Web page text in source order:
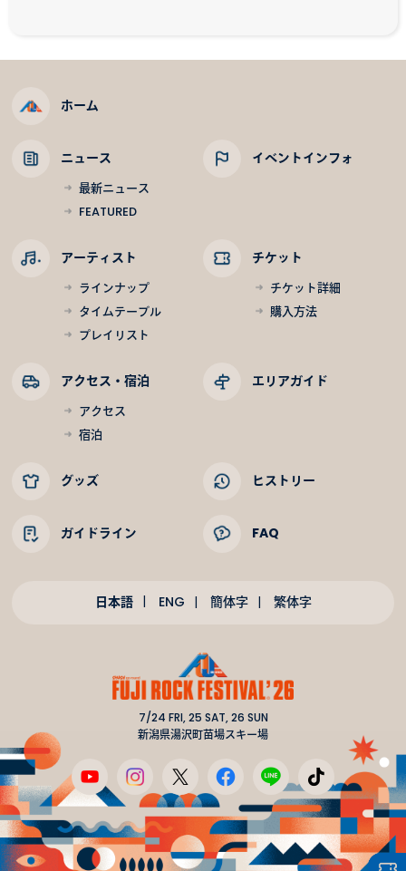
ホーム
ニュース
最新ニュース
FEATURED
イベントインフォ
アーティスト
ラインナップ
タイムテーブル
プレイリスト
チケット
チケット詳細
購入方法
アクセス・宿泊
アクセス
宿泊
エリアガイド
グッズ ヒストリー
ガイドライン FAQ
日本語 ENG 簡体字 繁体字
7/24 FRI, 25 SAT, 26 SUN
新潟県湯沢町苗場スキー場